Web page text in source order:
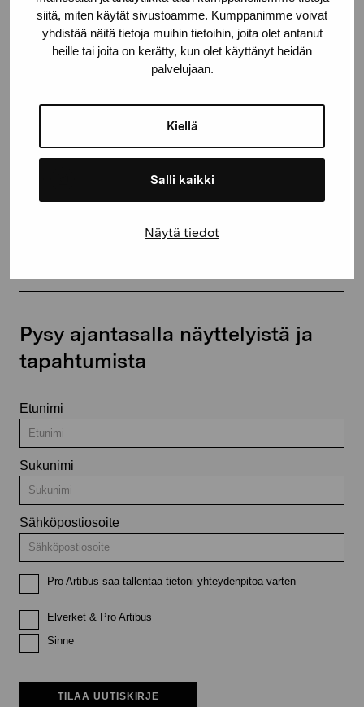
siitä, miten käytät sivustoamme. Kumppanimme voivat
yhdistää näitä tietoja muihin tietoihin, joita olet antanut
heille tai joita on kerätty, kun olet käyttänyt heidän
palvelujaan.
Kiellä
Salli kaikki
Näytä tiedot
Pro Artibus -säätiö
Kustaa Vaasan katu 11
proartibus@proartibus.fi
Pysy ajantasalla näyttelyistä ja
tapahtumista
Etunimi
Sukunimi
Sähköpostiosoite
Pro Artibus saa tallentaa tietoni yhteydenpitoa varten
Elverket & Pro Artibus
Sinne
TILAA UUTISKIRJE